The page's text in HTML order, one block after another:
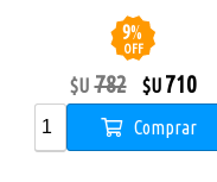
9%
OFF
$U 782 $U 710
Comprar